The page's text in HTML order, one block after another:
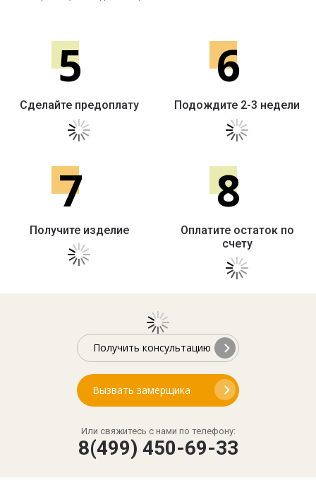
5
Сделайте предоплату
6
Подождите 2-3 недели
7
Получите изделие
8
Оплатите остаток по
счету
Получить консультацию
Вызвать замерщика
Или свяжитесь с нами по телефону:
8(499) 450-69-33